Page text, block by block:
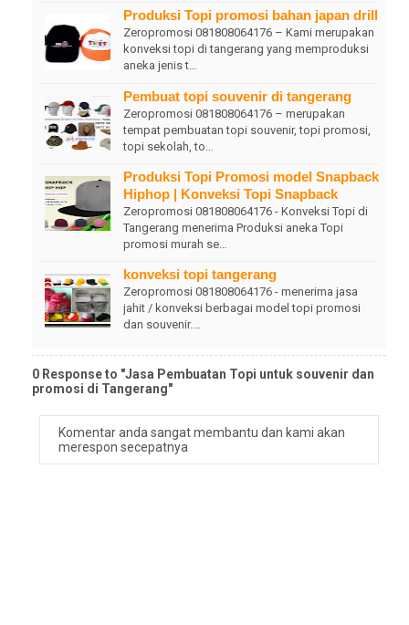
Produksi Topi promosi bahan japan drill
Zeropromosi 081808064176 – Kami merupakan
konveksi topi di tangerang yang memproduksi
aneka jenis t…
Pembuat topi souvenir di tangerang
Zeropromosi 081808064176 – merupakan
tempat pembuatan topi souvenir, topi promosi,
topi sekolah, to…
Produksi Topi Promosi model Snapback
Hiphop | Konveksi Topi Snapback
Zeropromosi 081808064176 - Konveksi Topi di
Tangerang menerima Produksi aneka Topi
promosi murah se…
konveksi topi tangerang
Zeropromosi 081808064176 - menerima jasa
jahit / konveksi berbagai model topi promosi
dan souvenir.…
0 Response to "Jasa Pembuatan Topi untuk souvenir dan
promosi di Tangerang"
Komentar anda sangat membantu dan kami akan
merespon secepatnya